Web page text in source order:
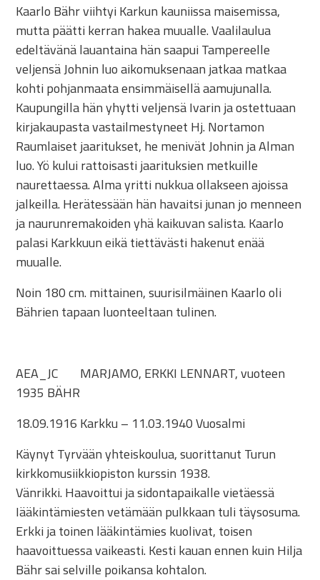
Kaarlo Bähr viihtyi Karkun kauniissa maisemissa,
mutta päätti kerran hakea muualle. Vaalilaulua
edeltävänä lauantaina hän saapui Tampereelle
veljensä Johnin luo aikomuksenaan jatkaa matkaa
kohti pohjanmaata ensimmäisellä aamujunalla.
Kaupungilla hän yhytti veljensä Ivarin ja ostettuaan
kirjakaupasta vastailmestyneet Hj. Nortamon
Raumlaiset jaaritukset, he menivät Johnin ja Alman
luo. Yö kului rattoisasti jaarituksien metkuille
naurettaessa. Alma yritti nukkua ollakseen ajoissa
jalkeilla. Herätessään hän havaitsi junan jo menneen
ja naurunremakoiden yhä kaikuvan salista. Kaarlo
palasi Karkkuun eikä tiettävästi hakenut enää
muualle.
Noin 180 cm. mittainen, suurisilmäinen Kaarlo oli
Bährien tapaan luonteeltaan tulinen.
AEA_JC
MARJAMO, ERKKI LENNART, vuoteen
1935 BÄHR
18.09.1916 Karkku – 11.03.1940 Vuosalmi
Käynyt Tyrvään yhteiskoulua, suorittanut Turun
kirkkomusiikkiopiston kurssin 1938.
Vänrikki. Haavoittui ja sidontapaikalle vietäessä
Iääkintämiesten vetämään pulkkaan tuli täysosuma.
Erkki ja toinen lääkintämies kuolivat, toisen
haavoittuessa vaikeasti. Kesti kauan ennen kuin Hilja
Bähr sai selville poikansa kohtalon.